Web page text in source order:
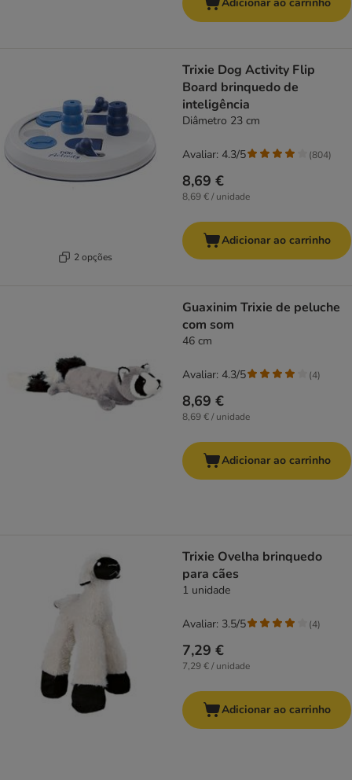
2 opções
Trixie Dog Activity Flip
Board brinquedo de
inteligência
Diâmetro 23 cm
8,69 €
8,69 € / unidade
Avaliar: 4.3/5 (804)
Adicionar ao carrinho
Guaxinim Trixie de peluche
com som
46 cm
8,69 €
8,69 € / unidade
Avaliar: 4.3/5 (4)
Adicionar ao carrinho
Trixie Ovelha brinquedo
para cães
1 unidade
7,29 €
7,29 € / unidade
Avaliar: 3.5/5 (4)
Adicionar ao carrinho